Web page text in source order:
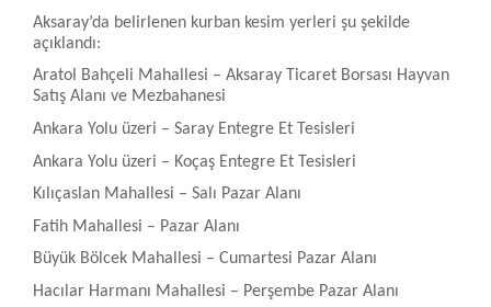
Aksaray’da belirlenen kurban kesim yerleri şu şekilde
açıklandı:
Aratol Bahçeli Mahallesi – Aksaray Ticaret Borsası Hayvan
Satış Alanı ve Mezbahanesi
Ankara Yolu üzeri – Saray Entegre Et Tesisleri
Ankara Yolu üzeri – Koçaş Entegre Et Tesisleri
Kılıçaslan Mahallesi – Salı Pazar Alanı
Fatih Mahallesi – Pazar Alanı
Büyük Bölcek Mahallesi – Cumartesi Pazar Alanı
Hacılar Harmanı Mahallesi – Perşembe Pazar Alanı